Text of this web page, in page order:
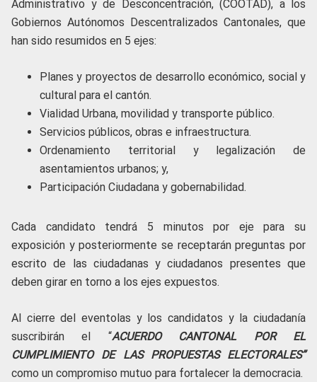
Administrativo y de Desconcentración, (COOTAD), a los
Gobiernos Autónomos Descentralizados Cantonales, que
han sido resumidos en 5 ejes:
Planes y proyectos de desarrollo económico, social y
cultural para el cantón.
Vialidad Urbana, movilidad y transporte público.
Servicios públicos, obras e infraestructura.
Ordenamiento territorial y legalización de
asentamientos urbanos; y,
Participación Ciudadana y gobernabilidad.
Cada candidato tendrá 5 minutos por eje para su
exposición y posteriormente se receptarán preguntas por
escrito de las ciudadanas y ciudadanos presentes que
deben girar en torno a los ejes expuestos.
Al cierre del eventolas y los candidatos y la ciudadanía
suscribirán el “ACUERDO CANTONAL POR EL
CUMPLIMIENTO DE LAS PROPUESTAS ELECTORALES”
como un compromiso mutuo para fortalecer la democracia.